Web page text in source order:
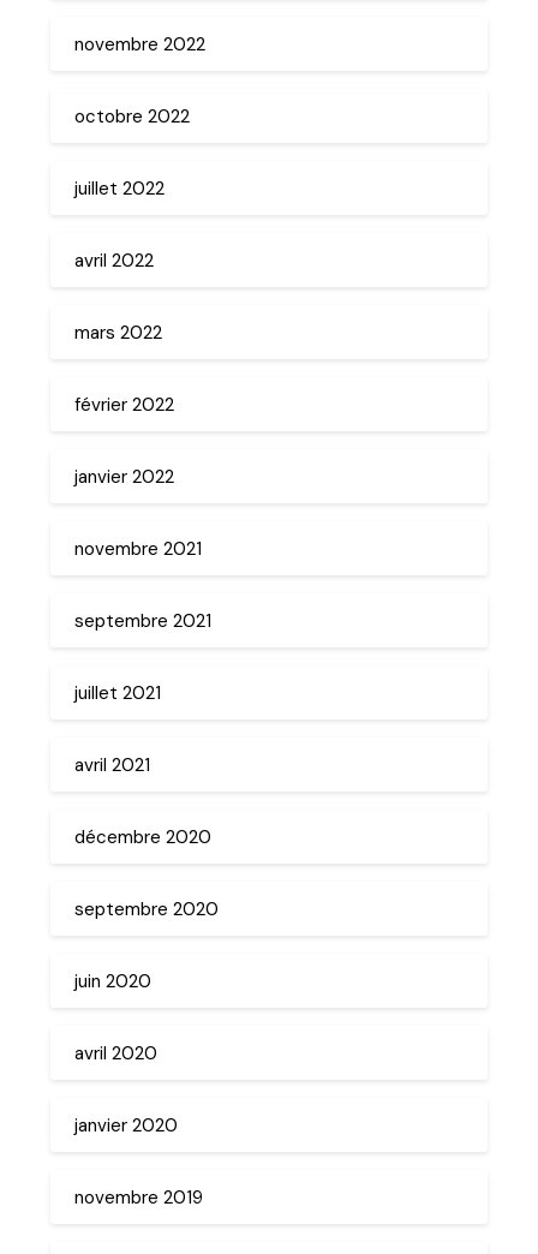
novembre 2022
octobre 2022
juillet 2022
avril 2022
mars 2022
février 2022
janvier 2022
novembre 2021
septembre 2021
juillet 2021
avril 2021
décembre 2020
septembre 2020
juin 2020
avril 2020
janvier 2020
novembre 2019